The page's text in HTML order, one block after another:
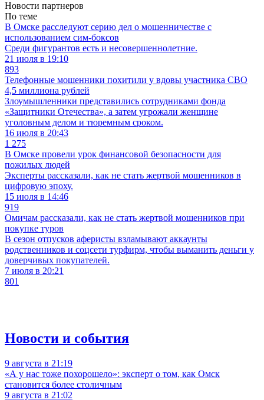
Новости партнеров
По теме
В Омске расследуют серию дел о мошенничестве с
использованием сим-боксов
Среди фигурантов есть и несовершеннолетние.
21 июля в 19:10
893
Телефонные мошенники похитили у вдовы участника СВО
4,5 миллиона рублей
Злоумышленники представились сотрудниками фонда
«Защитники Отечества», а затем угрожали женщине
уголовным делом и тюремным сроком.
16 июля в 20:43
1 275
В Омске провели урок финансовой безопасности для
пожилых людей
Эксперты рассказали, как не стать жертвой мошенников в
цифровую эпоху.
15 июля в 14:46
919
Омичам рассказали, как не стать жертвой мошенников при
покупке туров
В сезон отпусков аферисты взламывают аккаунты
родственников и соцсети турфирм, чтобы выманить деньги у
доверчивых покупателей.
7 июля в 20:21
801
Новости и события
9 августа в 21:19
«А у нас тоже похорошело»: эксперт о том, как Омск
становится более столичным
9 августа в 21:02